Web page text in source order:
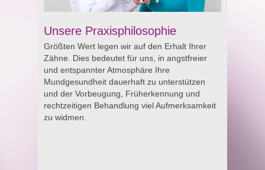
Unsere Praxisphilosophie
Größten Wert legen wir auf den Erhalt Ihrer
Zähne. Dies bedeutet für uns, in angstfreier
und entspannter Atmosphäre Ihre
Mundgesundheit dauerhaft zu unterstützen
und der Vorbeugung, Früherkennung und
rechtzeitigen Behandlung viel Aufmerksamkeit
zu widmen.